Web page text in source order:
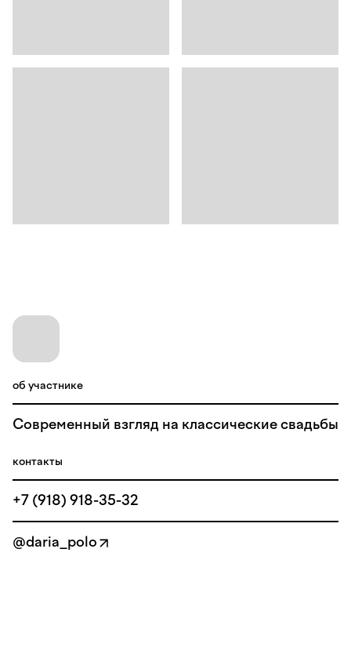
об участнике
Современный взгляд на классические свадьбы
контакты
+7 (918) 918-35-32
@daria_polo